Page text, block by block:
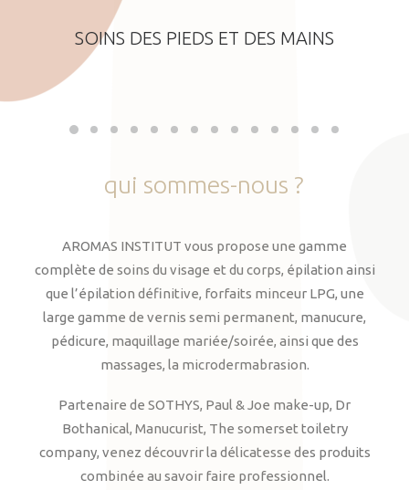
SOINS DES PIEDS ET DES MAINS
qui sommes-nous ?
AROMAS INSTITUT vous propose une gamme
complète de soins du visage et du corps, épilation ainsi
que l’épilation définitive, forfaits minceur LPG, une
large gamme de vernis semi permanent, manucure,
pédicure, maquillage mariée/soirée, ainsi que des
massages, la microdermabrasion.
Partenaire de SOTHYS, Paul & Joe make-up, Dr
Bothanical, Manucurist, The somerset toiletry
company, venez découvrir la délicatesse des produits
combinée au savoir faire professionnel.